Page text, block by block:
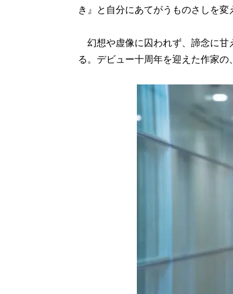
き』と自分にあてがうものさしを変
幻想や虚像に囚われず、諦念に甘
る。デビュー十周年を迎えた作家の